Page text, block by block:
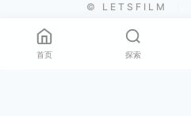
© LETSFILM
首页 探索